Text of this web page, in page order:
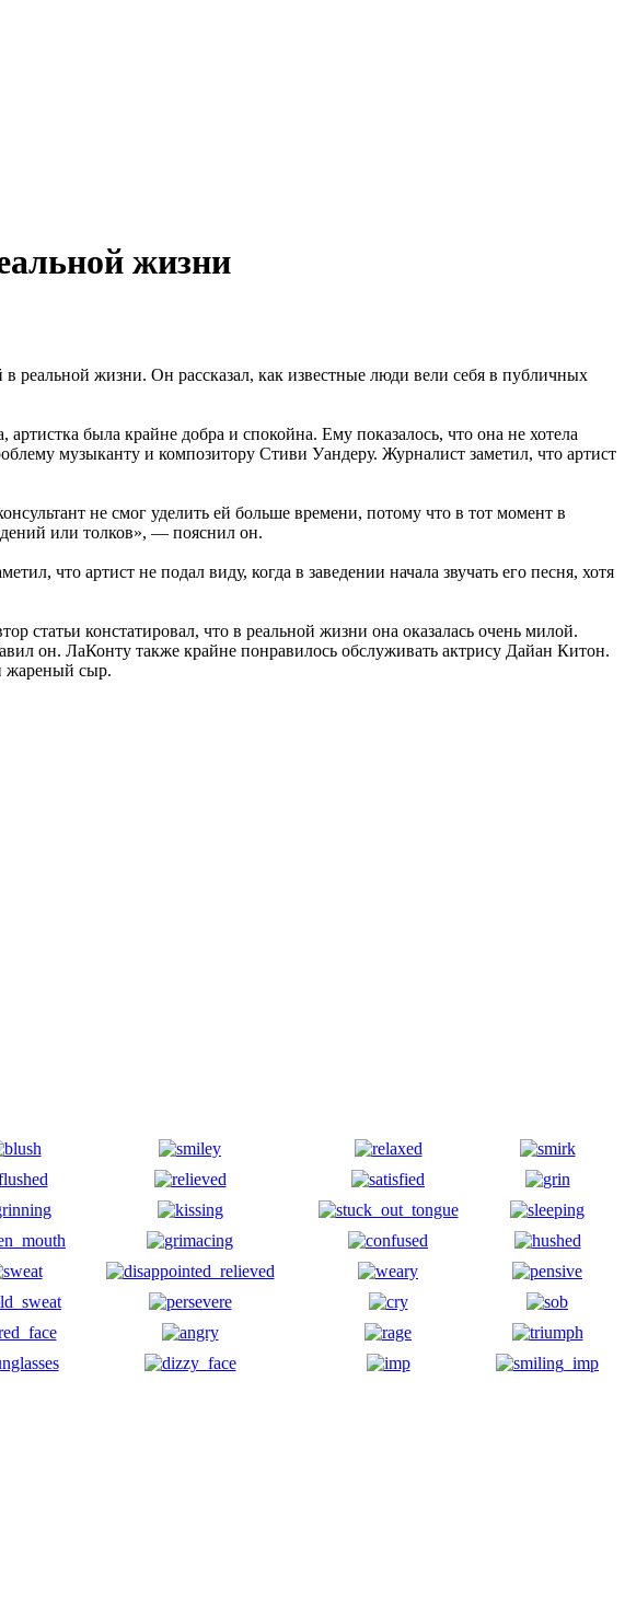
жизни
реальной жизни. Он рассказал, как известные люди вели себя в публичных
была крайне добра и спокойна. Ему показалось, что она не хотела
музыканту и композитору Стиви Уандеру. Журналист заметил, что артист
не смог уделить ей больше времени, потому что в тот момент в
или толков», — пояснил он.
что артист не подал виду, когда в заведении начала звучать его песня, хотя
статьи констатировал, что в реальной жизни она оказалась очень милой.
он. ЛаКонту также крайне понравилось обслуживать актрису Дайан Китон.
жареный сыр.